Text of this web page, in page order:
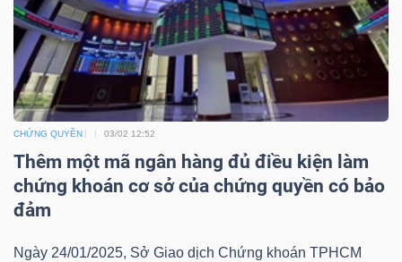
CHỨNG QUYỀN 03/02 12:52
Thêm một mã ngân hàng đủ điều kiện làm
chứng khoán cơ sở của chứng quyền có bảo
đảm
Ngày 24/01/2025, Sở Giao dịch Chứng khoán TPHCM
Lãnh
đạo
(-)
Tất cả Người nội bộ Người liên quan Cổ đông lớn
Tin
tức